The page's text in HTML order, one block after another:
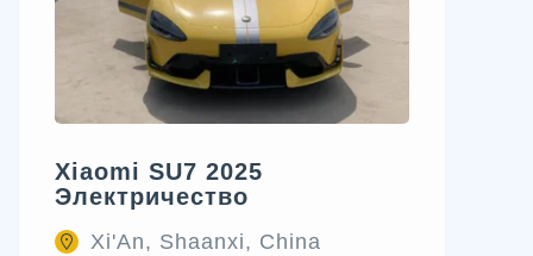
Xiaomi SU7 2025
Электричество
Xi'An, Shaanxi, China